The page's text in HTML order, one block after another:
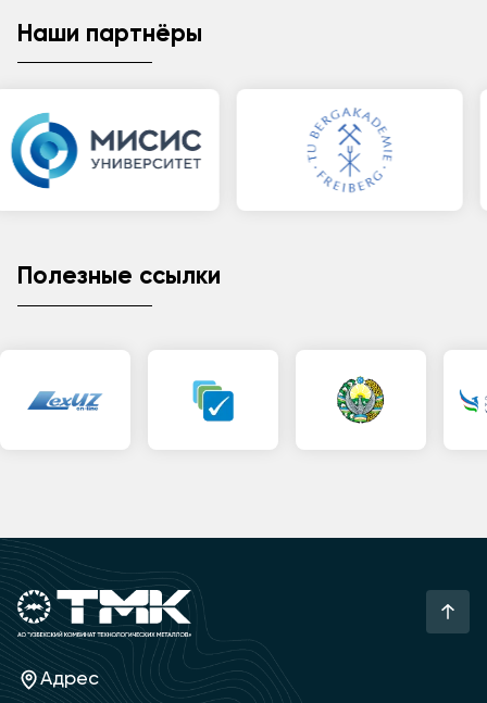
Наши партнёры
Полезные ссылки
Адрес